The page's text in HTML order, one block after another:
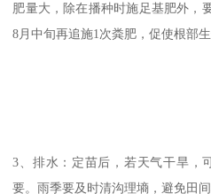
肥量大，除在播种时施足基肥外，
8月中旬再追施1次粪肥，促使根部生
3、排水：定苗后，若天气干旱，
要。雨季要及时清沟理墒，避免田间